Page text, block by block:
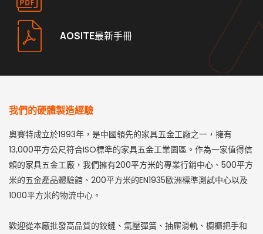
AOSITE最新手冊
我們的硬體製造經驗
奧賽特成立於1993年，是中國領先的家具五金工廠之一，擁有
13,000平方公尺符合ISO標準的家具五金工業園區。作為一家值得信
賴的家具五金工廠，我們擁有200平方米的專業行銷中心、500平方
米的五金產品體驗館、200平方米的EN1935歐洲標準測試中心以及
1000平方米的物流中心。
歡迎從本廠批發高品質的鉸鏈、氣壓彈簧、抽屜滑軌、櫥櫃把手和